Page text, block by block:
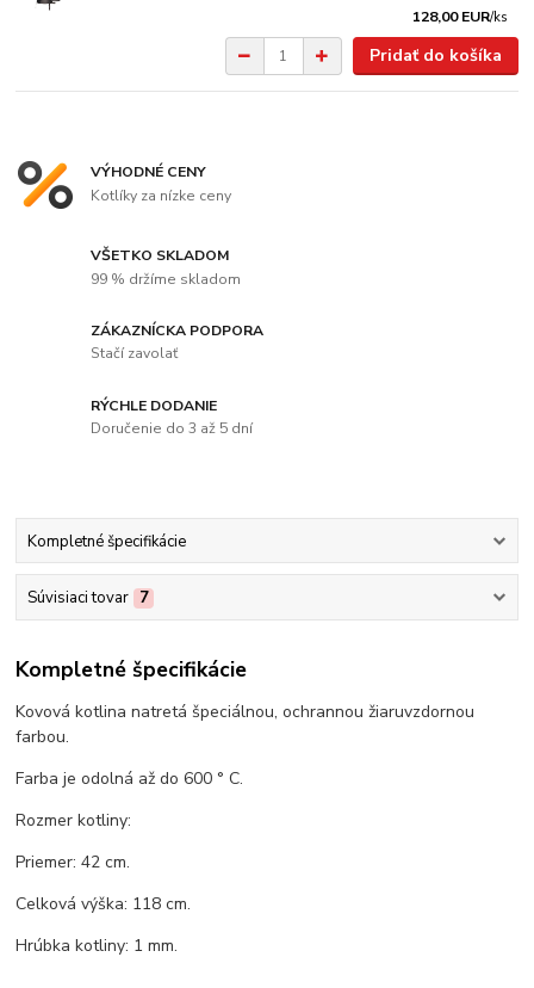
128,00 EUR/ks
Pridať do košíka
VÝHODNÉ CENY
Kotlíky za nízke ceny
VŠETKO SKLADOM
99 % držíme skladom
ZÁKAZNÍCKA PODPORA
Stačí zavolať
RÝCHLE DODANIE
Doručenie do 3 až 5 dní
Kompletné špecifikácie
Súvisiaci tovar 7
Kompletné špecifikácie
Kovová kotlina natretá špeciálnou, ochrannou žiaruvzdornou
farbou.
Farba je odolná až do 600 ° C.
Rozmer kotliny:
Priemer: 42 cm.
Celková výška: 118 cm.
Hrúbka kotliny: 1 mm.